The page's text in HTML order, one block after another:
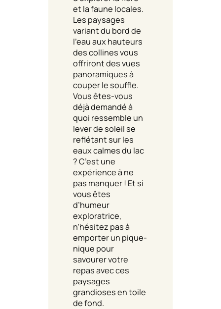
et la faune locales.
Les paysages
variant du bord de
l’eau aux hauteurs
des collines vous
offriront des vues
panoramiques à
couper le souffle.
Vous êtes-vous
déjà demandé à
quoi ressemble un
lever de soleil se
reflétant sur les
eaux calmes du lac
? C’est une
expérience à ne
pas manquer ! Et si
vous êtes
d’humeur
exploratrice,
n’hésitez pas à
emporter un pique-
nique pour
savourer votre
repas avec ces
paysages
grandioses en toile
de fond.